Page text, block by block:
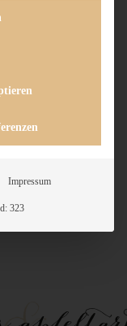
Impressum
323